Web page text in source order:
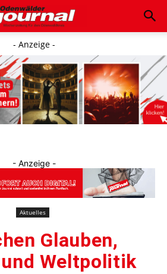
- Anzeige -
- Anzeige -
Aktuelles
Glauben,
Weltpolitik